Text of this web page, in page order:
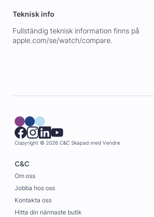
Teknisk info
Fullständig teknisk information finns på
apple.com/se/watch/compare.
Copyright © 2026 C&C Skapad med Vendre
C&C
Om oss
Jobba hos oss
Kontakta oss
Hitta din närmaste butik